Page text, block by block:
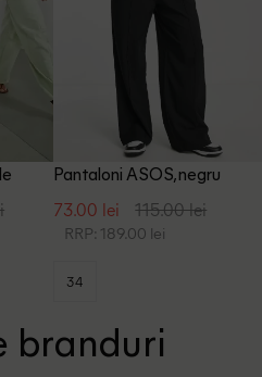
Pantaloni ASOS, negru
73.00 lei 115.00 lei
RRP: 189.00 lei
34
branduri